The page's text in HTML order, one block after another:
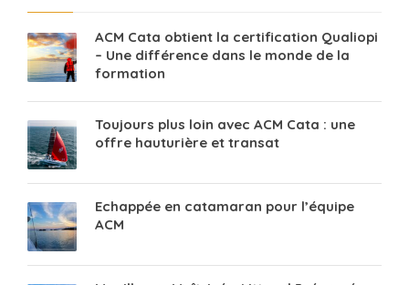
ACM Cata obtient la certification Qualiopi
– Une différence dans le monde de la
formation
Toujours plus loin avec ACM Cata : une
offre hauturière et transat
Echappée en catamaran pour l’équipe
ACM